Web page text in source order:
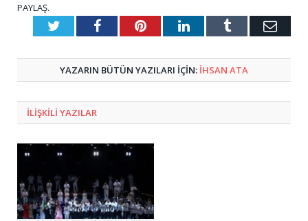
PAYLAŞ.
TwitterFacebookPinterestLinkedInTumblr E-
YAZARIN BÜTÜN YAZILARI IÇIN: İHSAN ATA
ILIŞKILI YAZILAR